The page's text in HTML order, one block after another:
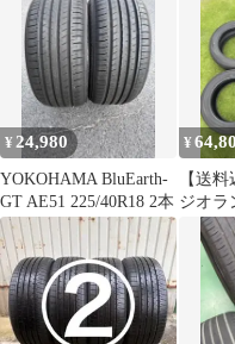
XT AE61 2本 235/55R18
ASP3774
¥ 24,980
YOKOHAMA BluEarth-
GT AE51 225/40R18 2本
¥
【送
ジオラ
225/